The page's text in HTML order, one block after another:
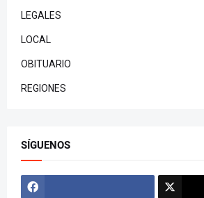
LEGALES
LOCAL
OBITUARIO
REGIONES
SÍGUENOS